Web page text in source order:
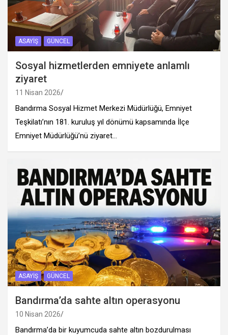
ASAYIŞ GÜNCEL
Sosyal hizmetlerden emniyete anlamlı
ziyaret
11 Nisan 2026
Bandırma Sosyal Hizmet Merkezi Müdürlüğü, Emniyet
Teşkilatı’nın 181. kuruluş yıl dönümü kapsamında İlçe
Emniyet Müdürlüğü’nü ziyaret…
ASAYIŞ GÜNCEL
Bandırma’da sahte altın operasyonu
10 Nisan 2026
Bandırma’da bir kuyumcuda sahte altın bozdurulması